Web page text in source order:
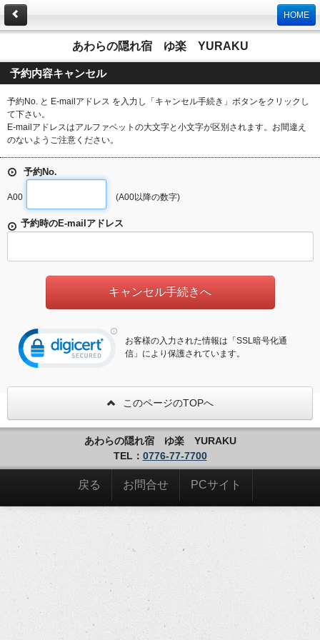
HOME
あわらの隠れ宿 ゆ楽 YURAKU
予約内容キャンセル
予約No. と E-mailアドレス を入力し「キャンセル手続き」ボタンをクリックし
て下さい。
E-mailアドレスはアルファベットの大文字と小文字が区別されます。お間違え
のないようご注意ください。
予約No.
A00 (A00以降の数字)
予約時のE-mailアドレス
お客様の入力された情報は「SSL暗号化通
信」により保護されています。
このページのTOPへ
あわらの隠れ宿 ゆ楽 YURAKU
TEL： 0776-77-7700
戻る お問合せ PCサイト